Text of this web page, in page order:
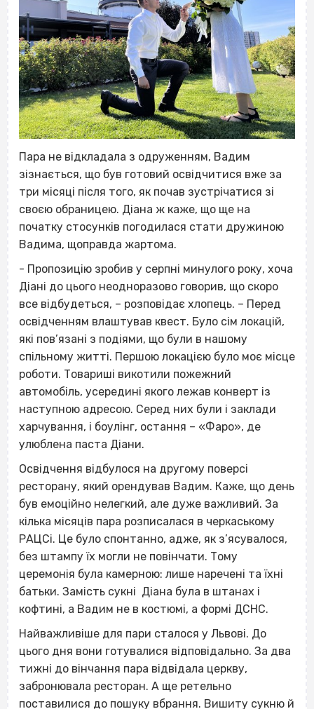
Пара не відкладала з одруженням, Вадим
зізнається, що був готовий освідчитися вже за
три місяці після того, як почав зустрічатися зі
своєю обраницею. Діана ж каже, що ще на
початку стосунків погодилася стати дружиною
Вадима, щоправда жартома.
- Пропозицію зробив у серпні минулого року, хоча
Діані до цього неодноразово говорив, що скоро
все відбудеться, – розповідає хлопець. – Перед
освідченням влаштував квест. Було сім локацій,
які пов’язані з подіями, що були в нашому
спільному житті. Першою локацією було моє місце
роботи. Товариші викотили пожежний
автомобіль, усередині якого лежав конверт із
наступною адресою. Серед них були і заклади
харчування, і боулінг, остання – «Фаро», де
улюблена паста Діани.
Освідчення відбулося на другому поверсі
ресторану, який орендував Вадим. Каже, що день
був емоційно нелегкий, але дуже важливий. За
кілька місяців пара розписалася в черкаському
РАЦСі. Це було спонтанно, адже, як з’ясувалося,
без штампу їх могли не повінчати. Тому
церемонія була камерною: лише наречені та їхні
батьки. Замість сукні Діана була в штанах і
кофтині, а Вадим не в костюмі, а формі ДСНС.
Найважливіше для пари сталося у Львові. До
цього дня вони готувалися відповідально. За два
тижні до вінчання пара відвідала церкву,
забронювала ресторан. А ще ретельно
поставилися до пошуку вбрання. Вишиту сукню й